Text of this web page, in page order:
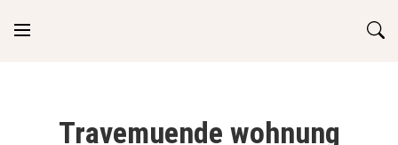
Travemuende wohnung